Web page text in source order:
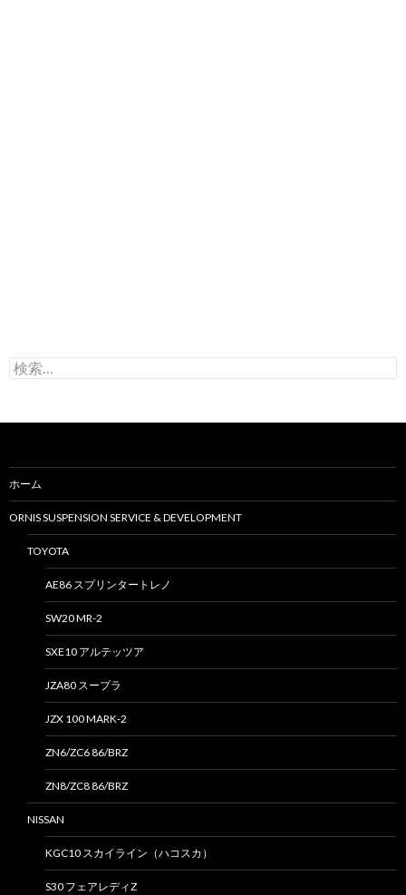
検
索
ホーム
ORNIS SUSPENSION SERVICE & DEVELOPMENT
TOYOTA
AE86 スプリンタートレノ
SW20 MR-2
SXE10 アルテッツア
JZA80 スープラ
JZX 100 MARK-2
ZN6/ZC6 86/BRZ
ZN8/ZC8 86/BRZ
NISSAN
KGC10 スカイライン（ハコスカ）
S30 フェアレディZ